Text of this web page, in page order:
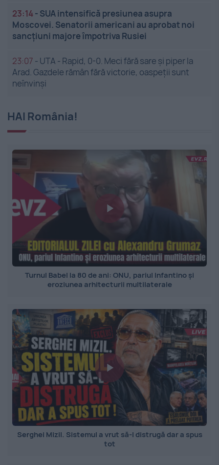
23:14- SUA intensifică presiunea asupra
Moscovei. Senatorii americani au aprobat noi
sancțiuni majore împotriva Rusiei
23:07 - UTA - Rapid, 0-0. Meci fără sare și piper la
Arad. Gazdele rămân fără victorie, oaspeții sunt
neînvinși
HAI România!
Turnul Babel la 80 de ani: ONU, pariul Infantino și
eroziunea arhitecturii multilaterale
Serghei Mizil. Sistemul a vrut să-l distrugă dar a spus
tot